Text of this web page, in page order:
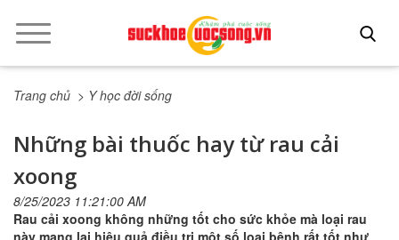
Trang chủ > Y học đời sống
Những bài thuốc hay từ rau cải
xoong
8/25/2023 11:21:00 AM
Rau cải xoong không những tốt cho sức khỏe mà loại rau
này mang lại hiệu quả điều trị một số loại bệnh rất tốt như